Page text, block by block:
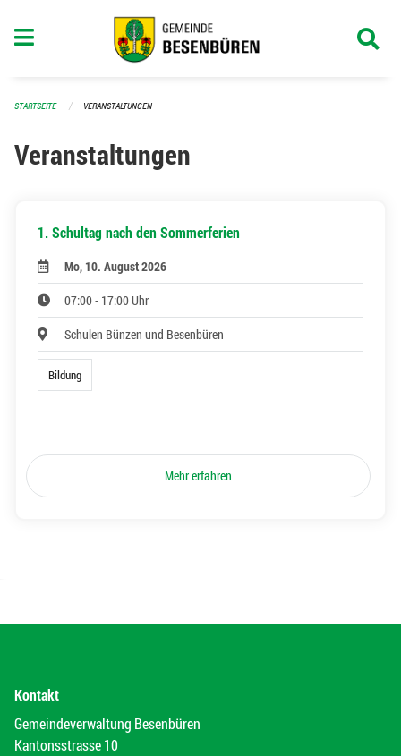
STARTSEITE VERANSTALTUNGEN
Veranstaltungen
1. Schultag nach den Sommerferien
Mo, 10. August 2026
07:00 - 17:00 Uhr
Schulen Bünzen und Besenbüren
Bildung
Mehr erfahren
Kontakt
Gemeindeverwaltung Besenbüren
Kantonsstrasse 10